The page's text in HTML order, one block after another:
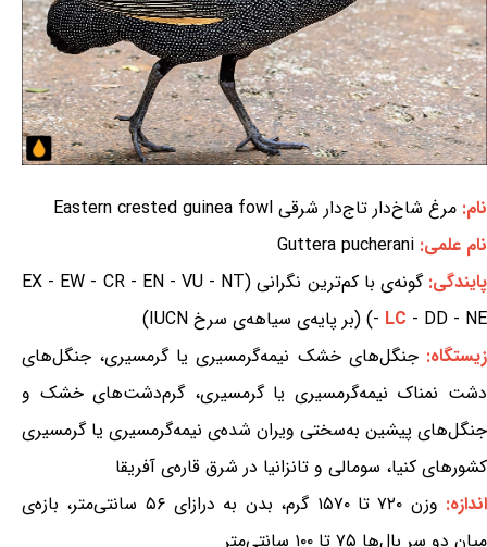
نام: مرغ شاخ‌دار تاج‌دار شرقی Eastern crested guinea fowl
نام علمی: Guttera pucherani
پایندگی:
گونه‌ی با کم‌ترین نگرانی (EX - EW - CR - EN - VU - NT
- LC - DD - NE) (بر پایه‌ی سیاهه‌ی سرخ IUCN)
زیستگاه:جنگل‌های خشک نیمه‌گرمسیری یا گرمسیری، جنگل‌های
دشت نمناک نیمه‌گرمسیری یا گرمسیری، گرم‌دشت‌های خشک و
جنگل‌های پیشین به‌سختی ویران شده‌ی نیمه‌گرمسیری یا گرمسیری
کشورهای کنیا، سومالی و تانزانیا در شرق قاره‌ی آفریقا
اندازه:
وزن ۷۲۰ تا ۱۵۷۰ گرم، بدن به درازای ۵۶ سانتی‌متر، بازه‌ی
میان دو سر بال‌ها ۷۵ تا ۱۰۰ سانتی‌متر